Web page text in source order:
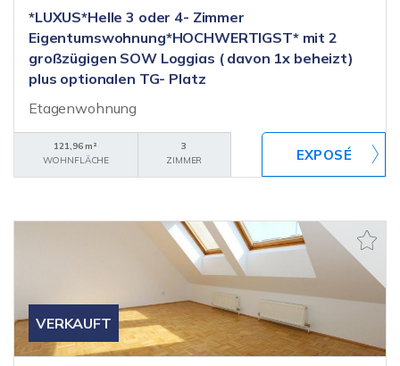
*LUXUS*Helle 3 oder 4- Zimmer
Eigentumswohnung*HOCHWERTIGST* mit 2
großzügigen SOW Loggias ( davon 1x beheizt)
plus optionalen TG- Platz
Etagenwohnung
121,96 m²
WOHNFLÄCHE
3
ZIMMER
VERKAUFT